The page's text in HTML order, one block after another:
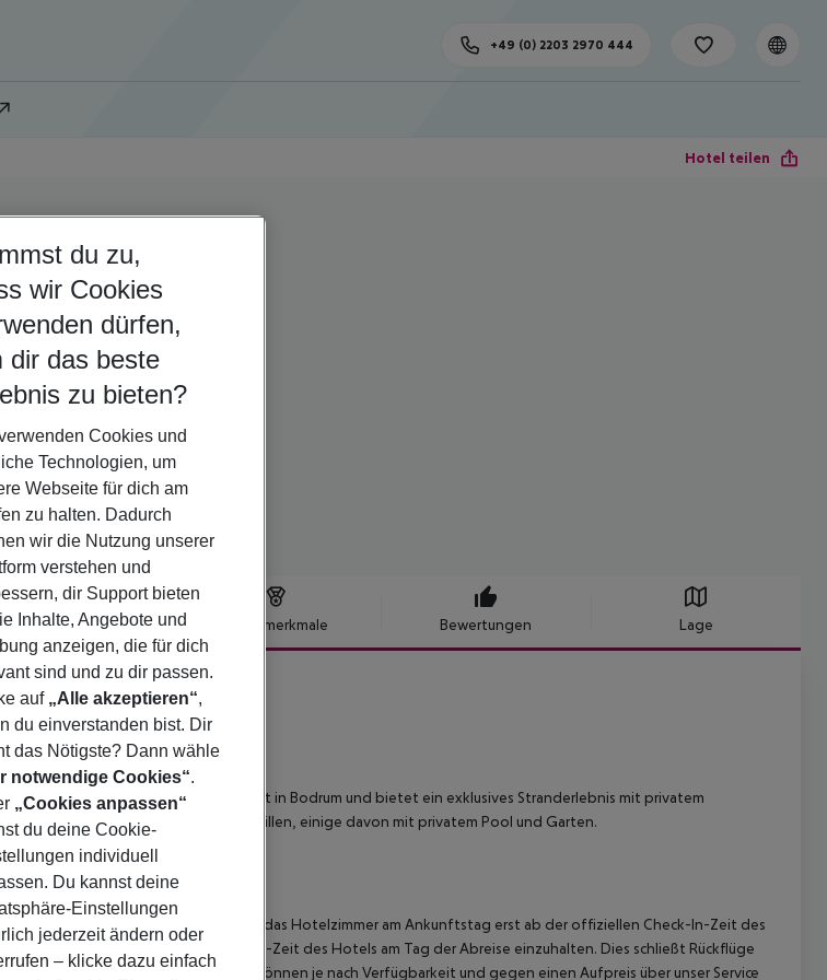
+49 (0) 2203 2970 444
Hotel teilen
Hotelmerkmale Bewertungen Lage
Bodrum liegt an der Haremtan-Bucht in Bodrum und bietet ein exklusives Stranderlebnis mit privatem
über Zimmer, Suiten, Lofts und Villen, einige davon mit privatem Pool und Garten.
ab 04:00 Uhr morgens steht das Hotelzimmer am Ankunftstag erst ab der offiziellen Check-In-Zeit des
Ebenso ist die offizielle Check-Out-Zeit des Hotels am Tag der Abreise einzuhalten. Dies schließt Rückflüge
Check-In bzw. Spät-Check-Out können je nach Verfügbarkeit und gegen einen Aufpreis über unser Service
du zu,
wir Cookies
dürfen,
dir das beste
zu bieten?
Cookies und
Technologien, um
Webseite für dich am
zu halten. Dadurch
wir die Nutzung unserer
verstehen und
dir Support bieten
Inhalte, Angebote und
anzeigen, die für dich
sind und zu dir passen.
auf „Alle akzeptieren“,
du einverstanden bist. Dir
das Nötigste? Dann wähle
notwendige Cookies“.
„Cookies anpassen“
du deine Cookie-
individuell
Du kannst deine
Einstellungen
jederzeit ändern oder
– klicke dazu einfach